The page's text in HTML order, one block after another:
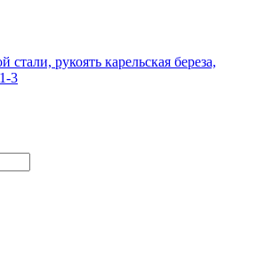
рукоять карельская береза,
3